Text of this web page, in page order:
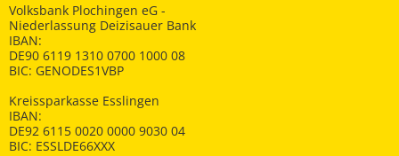
Volksbank Plochingen eG -
Niederlassung Deizisauer Bank
IBAN:
DE90 6119 1310 0700 1000 08
BIC: GENODES1VBP
Kreissparkasse Esslingen
IBAN:
DE92 6115 0020 0000 9030 04
BIC: ESSLDE66XXX